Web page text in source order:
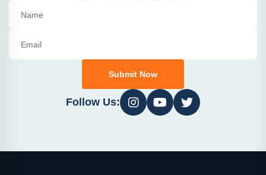
Submit Now
Follow Us: